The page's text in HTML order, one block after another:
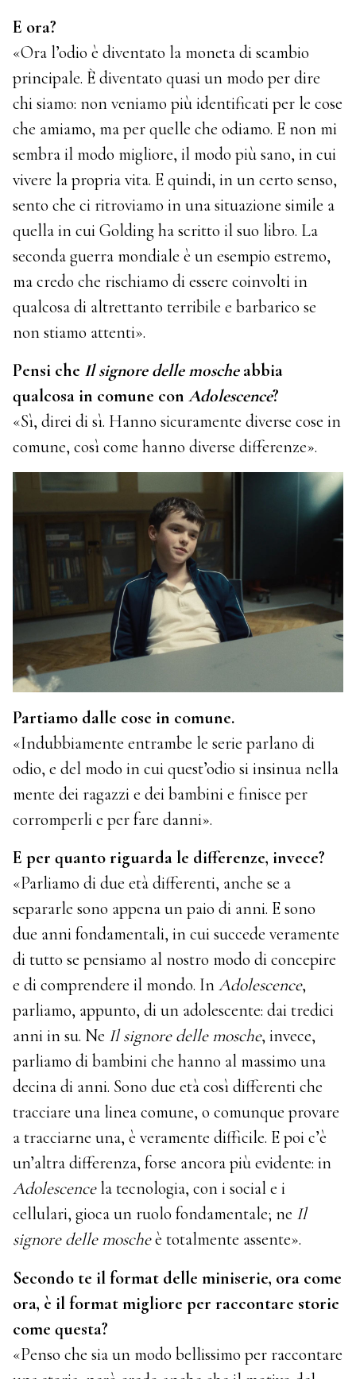
E ora?
«Ora l’odio è diventato la moneta di scambio
principale. È diventato quasi un modo per dire
chi siamo: non veniamo più identificati per le cose
che amiamo, ma per quelle che odiamo. E non mi
sembra il modo migliore, il modo più sano, in cui
vivere la propria vita. E quindi, in un certo senso,
sento che ci ritroviamo in una situazione simile a
quella in cui Golding ha scritto il suo libro. La
seconda guerra mondiale è un esempio estremo,
ma credo che rischiamo di essere coinvolti in
qualcosa di altrettanto terribile e barbarico se
non stiamo attenti».
Pensi che Il signore delle moscheabbia
qualcosa in comune conAdolescence?
«Sì, direi di sì. Hanno sicuramente diverse cose in
comune, così come hanno diverse differenze».
Partiamo dalle cose in comune.
«Indubbiamente entrambe le serie parlano di
odio, e del modo in cui quest’odio si insinua nella
mente dei ragazzi e dei bambini e finisce per
corromperli e per fare danni».
E per quanto riguarda le differenze, invece?
«Parliamo di due età differenti, anche se a
separarle sono appena un paio di anni. E sono
due anni fondamentali, in cui succede veramente
di tutto se pensiamo al nostro modo di concepire
e di comprendere il mondo. InAdolescence,
parliamo, appunto, di un adolescente: dai tredici
anni in su. Ne Il signore delle mosche, invece,
parliamo di bambini che hanno al massimo una
decina di anni. Sono due età così differenti che
tracciare una linea comune, o comunque provare
a tracciarne una, è veramente difficile. E poi c’è
un’altra differenza, forse ancora più evidente: in
Adolescencela tecnologia, con i social e i
cellulari, gioca un ruolo fondamentale; ne Il
signore delle moscheè totalmente assente».
Secondo te il format delle miniserie, ora come
ora, è il format migliore per raccontare storie
come questa?
«Penso che sia un modo bellissimo per raccontare